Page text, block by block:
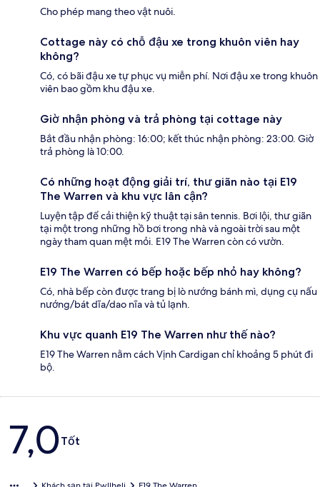
Cho phép mang theo vật nuôi.
Cottage này có chỗ đậu xe trong khuôn viên hay
không?
Có, có bãi đậu xe tự phục vụ miễn phí. Nơi đậu xe trong khuôn
viên bao gồm khu đậu xe.
Giờ nhận phòng và trả phòng tại cottage này
Bắt đầu nhận phòng: 16:00; kết thúc nhận phòng: 23:00. Giờ
trả phòng là 10:00.
Có những hoạt động giải trí, thư giãn nào tại E19
The Warren và khu vực lân cận?
Luyện tập để cải thiện kỹ thuật tại sân tennis. Bơi lội, thư giãn
tại một trong những hồ bơi trong nhà và ngoài trời sau một
ngày tham quan mệt mỏi. E19 The Warren còn có vườn.
E19 The Warren có bếp hoặc bếp nhỏ hay không?
Có, nhà bếp còn được trang bị lò nướng bánh mì, dụng cụ nấu
nướng/bát dĩa/dao nĩa và tủ lạnh.
Khu vực quanh E19 The Warren như thế nào?
E19 The Warren nằm cách Vịnh Cardigan chỉ khoảng 5 phút đi
bộ.
Nhận
xét
7,0Tốt